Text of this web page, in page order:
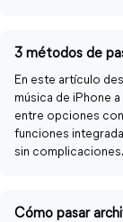
3 métodos de
En este artículo
música de iPhone
entre opciones
funciones
sin complicaciones.
Cómo pasar